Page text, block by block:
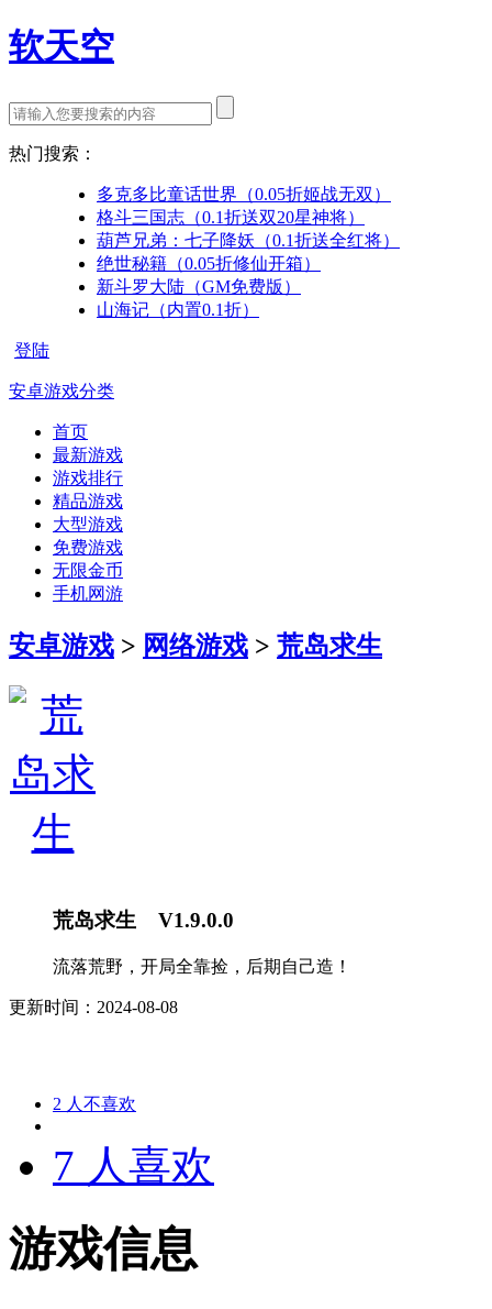
软天空
热门搜索：
多克多比童话世界（0.05折姬战无双）
格斗三国志（0.1折送双20星神将）
葫芦兄弟：七子降妖（0.1折送全红将）
绝世秘籍（0.05折修仙开箱）
新斗罗大陆（GM免费版）
山海记（内置0.1折）
登陆
安卓游戏分类
首页
最新游戏
游戏排行
精品游戏
大型游戏
免费游戏
无限金币
手机网游
安卓游戏 > 网络游戏 > 荒岛求生
荒岛求生 V1.9.0.0
流落荒野，开局全靠捡，后期自己造！
更新时间：2024-08-08
2 人不喜欢
7 人喜欢
游戏信息